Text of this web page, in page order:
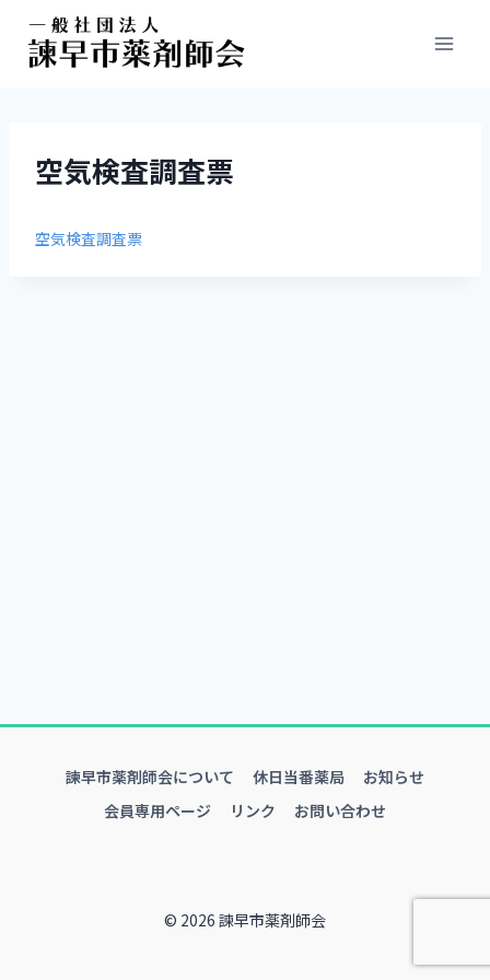
空気検査調査票
空気検査調査票
諫早市薬剤師会について 休日当番薬局
お知らせ
会員専用ページ
リンク お問い合わせ
© 2026 諫早市薬剤師会